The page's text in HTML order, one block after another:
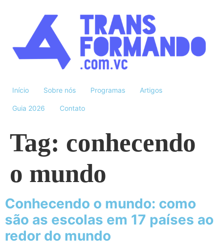
Início Sobre nós Programas Artigos
Guia 2026 Contato
Tag: conhecendo
o mundo
Conhecendo o mundo: como
são as escolas em 17 países ao
redor do mundo